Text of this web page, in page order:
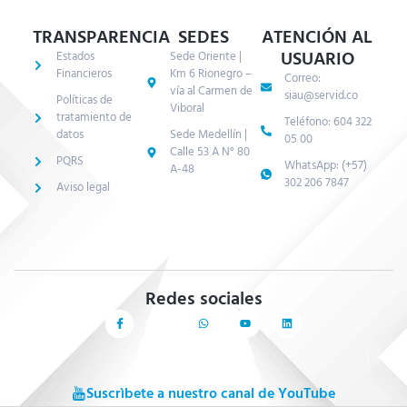
TRANSPARENCIA
Estados
Financieros
Políticas de
tratamiento de
datos
PQRS
Aviso legal
SEDES
Sede Oriente |
Km 6 Rionegro –
vía al Carmen de
Viboral
Sede Medellín |
Calle 53 A N° 80
A-48
ATENCIÓN AL
USUARIO
Correo:
siau@servid.co
Teléfono: 604 322
05 00
WhatsApp: (+57)
302 206 7847
Redes sociales
Suscrìbete a nuestro canal de YouTube